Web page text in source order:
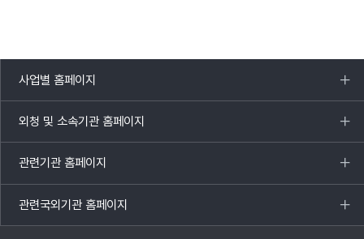
사업별 홈페이지
목록
열기
외청 및 소속기관 홈페이지
목록
열기
관련기관 홈페이지
목록
열기
관련국외기관 홈페이지
목록
열기